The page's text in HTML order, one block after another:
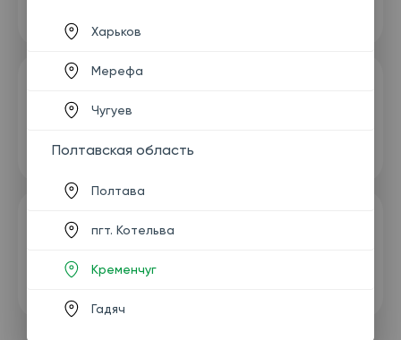
Харьков
Мерефа
Чугуев
Полтавская область
Полтава
пгт. Котельва
Кременчуг
Гадяч